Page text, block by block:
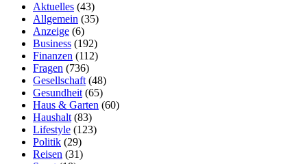
Aktuelles (43)
Allgemein (35)
Anzeige (6)
Business (192)
Finanzen (112)
Fragen (736)
Gesellschaft (48)
Gesundheit (65)
Haus & Garten (60)
Haushalt (83)
Lifestyle (123)
Politik (29)
Reisen (31)